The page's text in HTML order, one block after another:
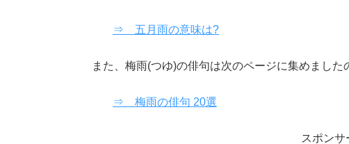
⇒ 五月雨の意味は?
また、梅雨(つゆ)の俳句は次のページに集めました
⇒ 梅雨の俳句 20選
スポンサ